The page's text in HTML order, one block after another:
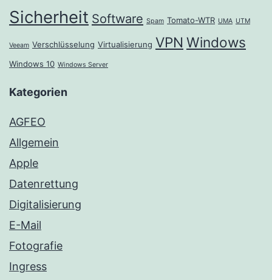
Sicherheit Software Spam Tomato-WTR UMA UTM
Veeam Verschlüsselung Virtualisierung VPN Windows
Windows 10 Windows Server
Kategorien
AGFEO
Allgemein
Apple
Datenrettung
Digitalisierung
E-Mail
Fotografie
Ingress